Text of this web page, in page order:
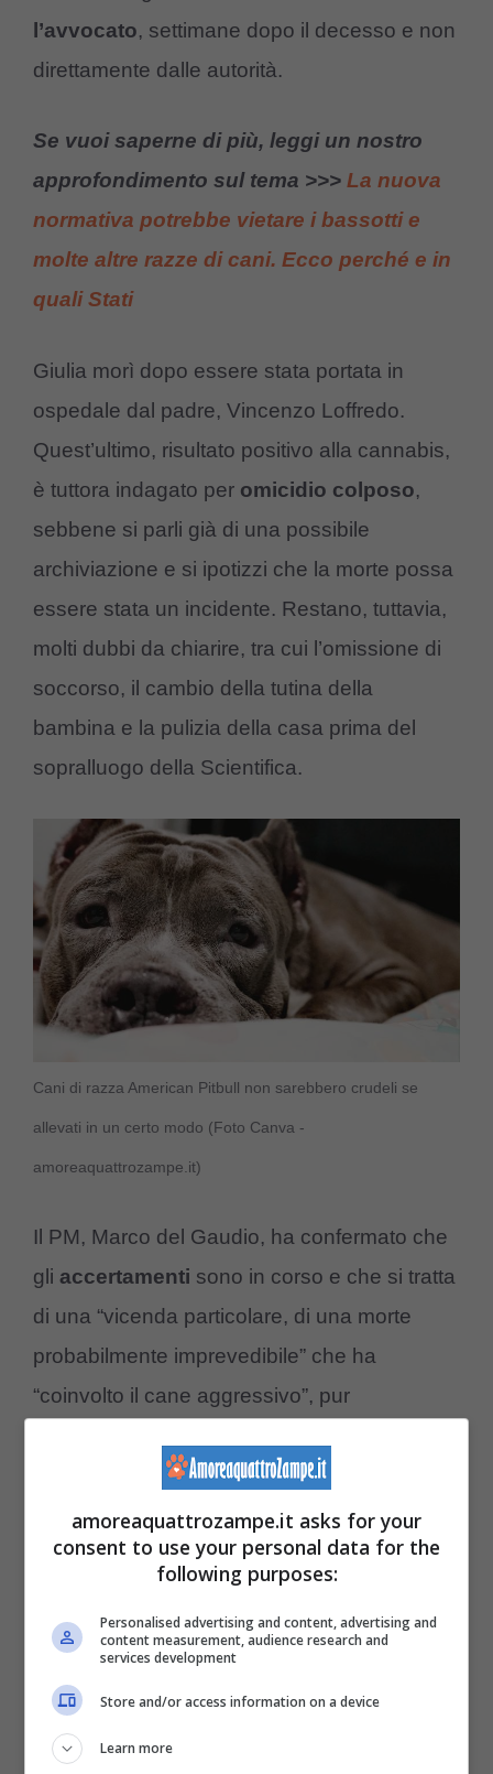
l’avvocato, settimane dopo il decesso e non
direttamente dalle autorità.
Se vuoi saperne di più, leggi un nostro
approfondimento sul tema >>> La nuova
normativa potrebbe vietare i bassotti e
molte altre razze di cani. Ecco perché e in
quali Stati
Giulia morì dopo essere stata portata in
ospedale dal padre, Vincenzo Loffredo.
Quest’ultimo, risultato positivo alla cannabis,
è tuttora indagato per omicidio colposo,
sebbene si parli già di una possibile
archiviazione e si ipotizzi che la morte possa
essere stata un incidente. Restano, tuttavia,
molti dubbi da chiarire, tra cui l’omissione di
soccorso, il cambio della tutina della
bambina e la pulizia della casa prima del
sopralluogo della Scientifica.
Cani di razza American Pitbull non sarebbero crudeli se
allevati in un certo modo (Foto Canva -
amoreaquattrozampe.it)
Il PM, Marco del Gaudio, ha confermato che
gli accertamenti sono in corso e che si tratta
di una “vicenda particolare, di una morte
probabilmente imprevedibile” che ha
“coinvolto il cane aggressivo”, pur
posizione attuale di Tyson. Laika è deceduta
improvvisamente. L’ASL di Napoli 2, pur
avendo richiesto l’autopsia e comunicato il
informato direttamente la famiglia. Il corpo
della cagnolina si trova da quattro settimane
in una cella frigo dell’Università di Napoli
attesa dell’esame autoptico, bloccato da
amoreaquattrozampe.it asks for your
consent to use your personal data for the
following purposes:
Personalised advertising and content, advertising and
content measurement, audience research and
services development
Store and/or access information on a device
Learn more